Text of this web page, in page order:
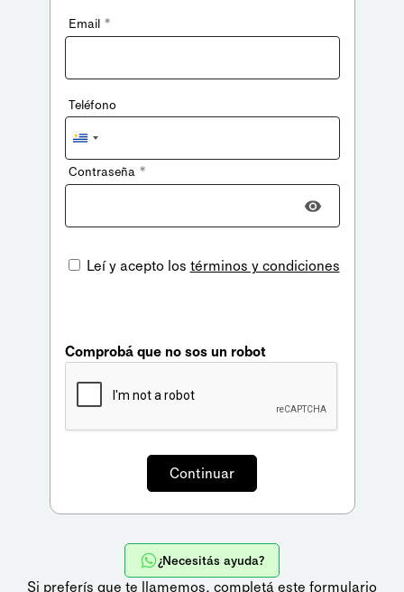
Email *
Teléfono
Uruguay
+598
Contraseña *
Leí y acepto los términos y condiciones
Comprobá que no sos un robot
¿Necesitás ayuda?
Si preferís que te llamemos, completá este formulario